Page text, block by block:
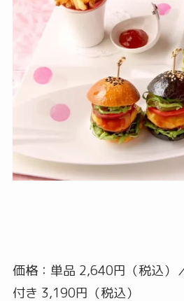
価格：単品 2,640円（税込）
付き 3,190円（税込）